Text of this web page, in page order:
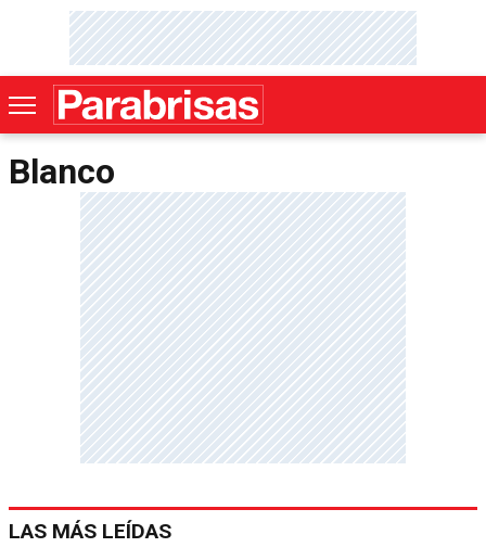
Blanco
LAS MÁS LEÍDAS